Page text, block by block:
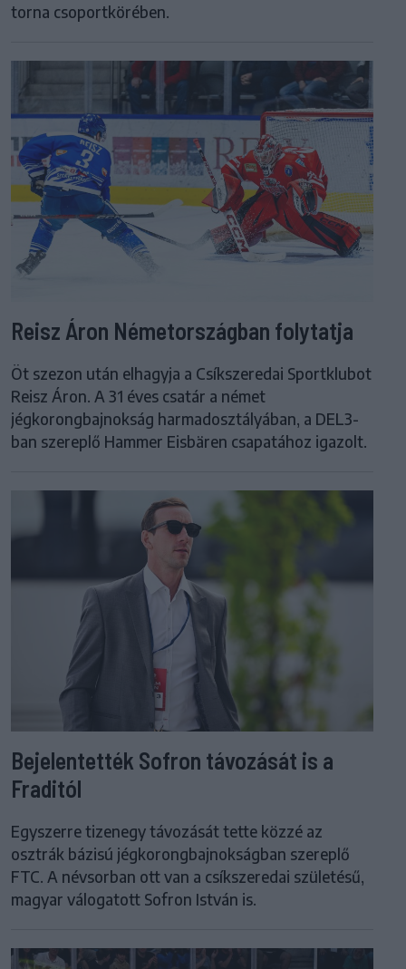
torna csoportkörében.
Reisz Áron Németországban folytatja
Öt szezon után elhagyja a Csíkszeredai Sportklubot
Reisz Áron. A 31 éves csatár a német
jégkorongbajnokság harmadosztályában, a DEL3-
ban szereplő Hammer Eisbären csapatához igazolt.
Bejelentették Sofron távozását is a
Fraditól
Egyszerre tizenegy távozását tette közzé az
osztrák bázisú jégkorongbajnokságban szereplő
FTC. A névsorban ott van a csíkszeredai születésű,
magyar válogatott Sofron István is.